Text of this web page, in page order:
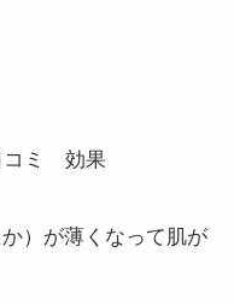
）が薄くなって肌が